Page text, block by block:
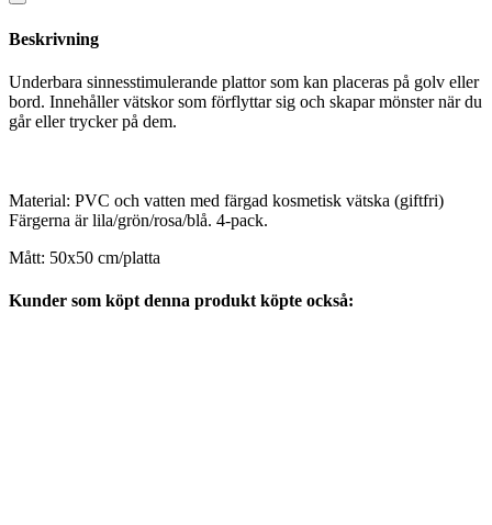
Beskrivning
Underbara sinnesstimulerande plattor som kan placeras på golv eller
bord. Innehåller vätskor som förflyttar sig och skapar mönster när du
går eller trycker på dem.
Material: PVC och vatten med färgad kosmetisk vätska (giftfri)
Färgerna är lila/grön/rosa/blå. 4-pack.
Mått: 50x50 cm/platta
Kunder som köpt denna produkt köpte också: